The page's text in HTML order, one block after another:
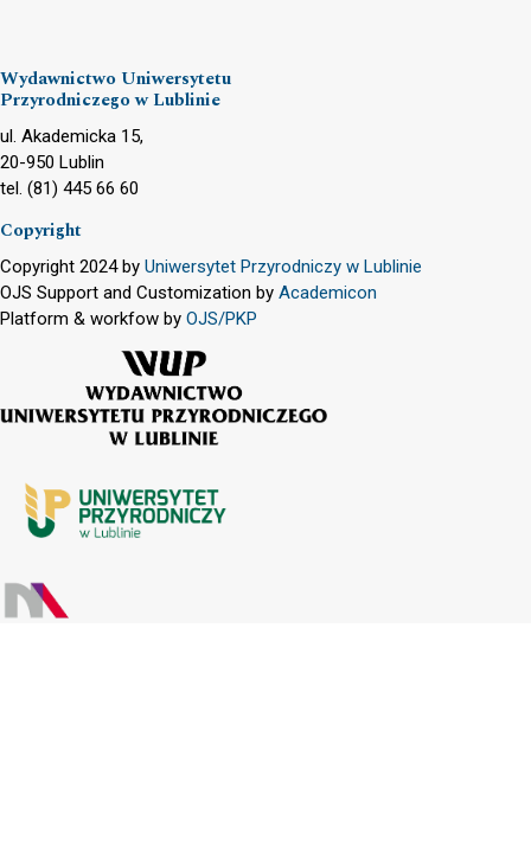
Wydawnictwo Uniwersytetu
Przyrodniczego w Lublinie
ul. Akademicka 15,
20-950 Lublin
tel. (81) 445 66 60
Copyright
Copyright 2024 by Uniwersytet Przyrodniczy w Lublinie
OJS Support and Customization by Academicon
Platform & workfow by OJS/PKP